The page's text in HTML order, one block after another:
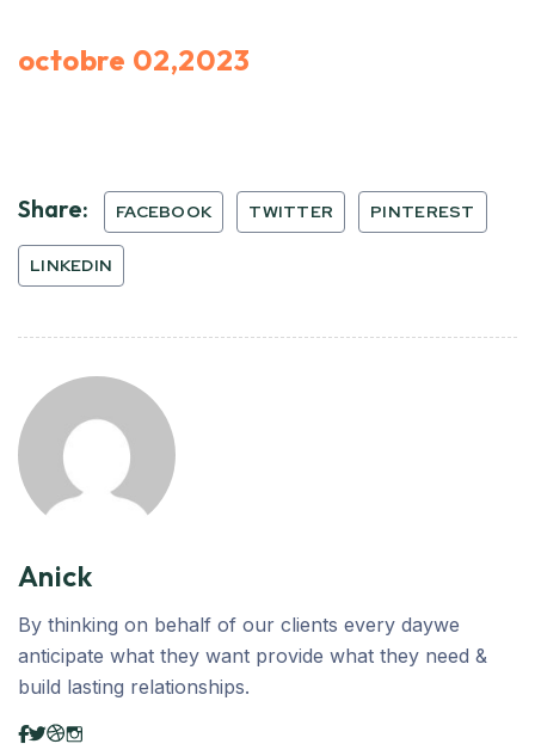
octobre 02,2023
Share: FACEBOOK TWITTER PINTEREST
LINKEDIN
Anick
By thinking on behalf of our clients every daywe
anticipate what they want provide what they need &
build lasting relationships.